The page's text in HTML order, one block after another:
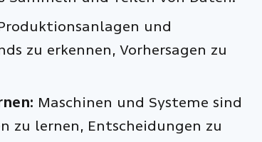
und
zu erkennen, Vorhersagen zu
Maschinen und Systeme sind
zu lernen, Entscheidungen zu